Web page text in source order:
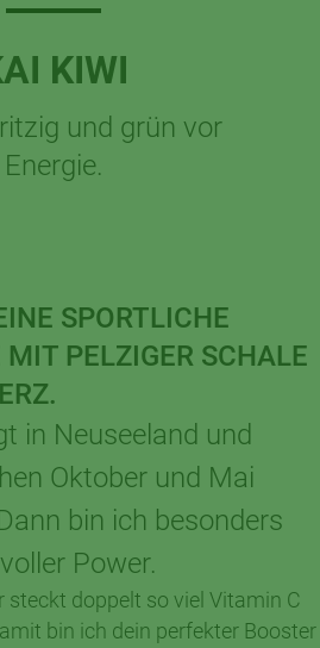
KIWI
und grün vor
Energie.
SPORTLICHE
PELZIGER SCHALE
in Neuseeland und
Oktober und Mai
bin ich besonders
Power.
steckt doppelt so viel Vitamin C
bin ich dein perfekter Booster